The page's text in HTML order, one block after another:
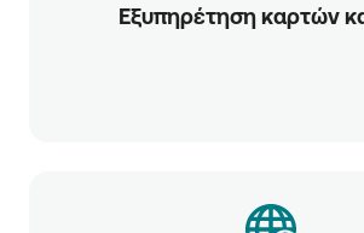
Εξυπηρέτηση καρτών